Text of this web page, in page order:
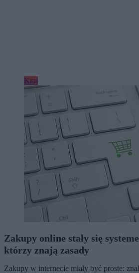
Kraj
Zakupy online stały się
którzy znają zasady
Zakupy w internecie miały być proste: